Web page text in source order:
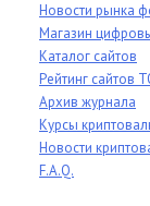
Новости рынка
Магазин
Каталог сайтов
Рейтинг сайтов
Архив журнала
Курсы
Новости
F.A.Q.